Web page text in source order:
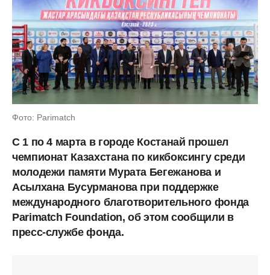
Фото: Parimatch
С 1 по 4 марта в городе Костанай прошел
чемпионат Казахстана по кикбоксингу среди
молодежи памяти Мурата Бегежанова и
Асылхана Бусурманова при поддержке
международного благотворительного фонда
Parimatch Foundation, об этом сообщили в
пресс-службе фонда.